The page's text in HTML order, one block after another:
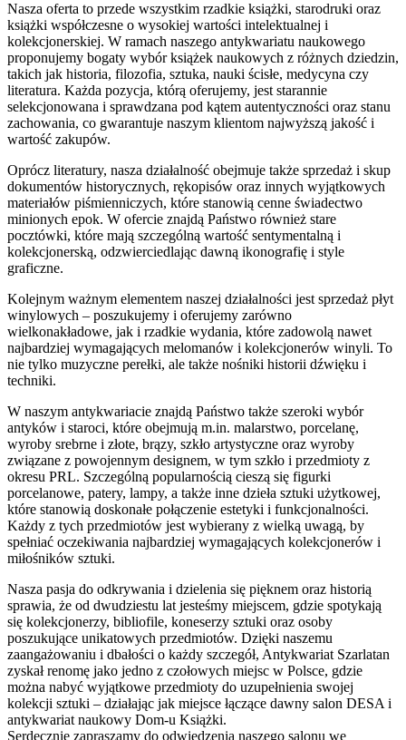
Nasza oferta to przede wszystkim rzadkie książki, starodruki oraz
książki współczesne o wysokiej wartości intelektualnej i
kolekcjonerskiej. W ramach naszego antykwariatu naukowego
proponujemy bogaty wybór książek naukowych z różnych dziedzin,
takich jak historia, filozofia, sztuka, nauki ścisłe, medycyna czy
literatura. Każda pozycja, którą oferujemy, jest starannie
selekcjonowana i sprawdzana pod kątem autentyczności oraz stanu
zachowania, co gwarantuje naszym klientom najwyższą jakość i
wartość zakupów.
Oprócz literatury, nasza działalność obejmuje także sprzedaż i skup
dokumentów historycznych, rękopisów oraz innych wyjątkowych
materiałów piśmienniczych, które stanowią cenne świadectwo
minionych epok. W ofercie znajdą Państwo również stare
pocztówki, które mają szczególną wartość sentymentalną i
kolekcjonerską, odzwierciedlając dawną ikonografię i style
graficzne.
Kolejnym ważnym elementem naszej działalności jest sprzedaż płyt
winylowych – poszukujemy i oferujemy zarówno
wielkonakładowe, jak i rzadkie wydania, które zadowolą nawet
najbardziej wymagających melomanów i kolekcjonerów winyli. To
nie tylko muzyczne perełki, ale także nośniki historii dźwięku i
techniki.
W naszym antykwariacie znajdą Państwo także szeroki wybór
antyków i staroci, które obejmują m.in. malarstwo, porcelanę,
wyroby srebrne i złote, brązy, szkło artystyczne oraz wyroby
związane z powojennym designem, w tym szkło i przedmioty z
okresu PRL. Szczególną popularnością cieszą się figurki
porcelanowe, patery, lampy, a także inne dzieła sztuki użytkowej,
które stanowią doskonałe połączenie estetyki i funkcjonalności.
Każdy z tych przedmiotów jest wybierany z wielką uwagą, by
spełniać oczekiwania najbardziej wymagających kolekcjonerów i
miłośników sztuki.
Nasza pasja do odkrywania i dzielenia się pięknem oraz historią
sprawia, że od dwudziestu lat jesteśmy miejscem, gdzie spotykają
się kolekcjonerzy, bibliofile, koneserzy sztuki oraz osoby
poszukujące unikatowych przedmiotów. Dzięki naszemu
zaangażowaniu i dbałości o każdy szczegół, Antykwariat Szarlatan
zyskał renomę jako jedno z czołowych miejsc w Polsce, gdzie
można nabyć wyjątkowe przedmioty do uzupełnienia swojej
kolekcji sztuki – działając jak miejsce łączące dawny salon DESA i
antykwariat naukowy Dom-u Książki.
Serdecznie zapraszamy do odwiedzenia naszego salonu we